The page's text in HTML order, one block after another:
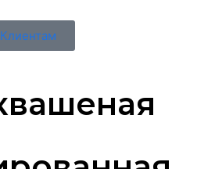
Клиентам